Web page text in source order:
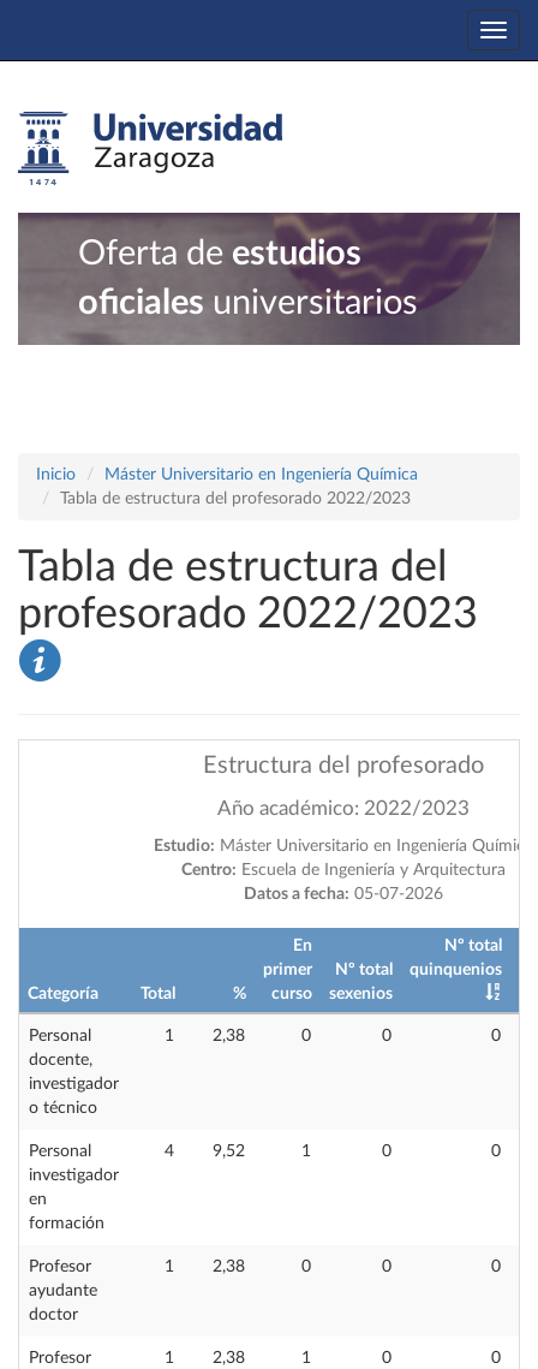
Oferta de estudios
oficiales universitarios
Inicio
Máster Universitario en Ingeniería Química
Tabla de estructura del profesorado 2022/2023
Tabla de estructura del
profesorado 2022/2023
Estructura del profesorado
Año académico: 2022/2023
Estudio: Máster Universitario en Ingeniería Química
Centro: Escuela de Ingeniería y Arquitectura
Datos a fecha: 05-07-2026
Categoría Total %
En
primer
curso
Nº total
sexenios
Nº total
quinquenios
Personal
docente,
investigador
o técnico
1 2,38 0 0 0
Personal
investigador
en
formación
4 9,52 1 0 0
Profesor
ayudante
doctor
1 2,38 0 0 0
Profesor
1 2,38 1 0 0